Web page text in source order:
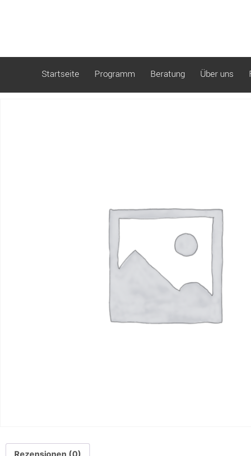
Startseite Programm Beratung Über uns